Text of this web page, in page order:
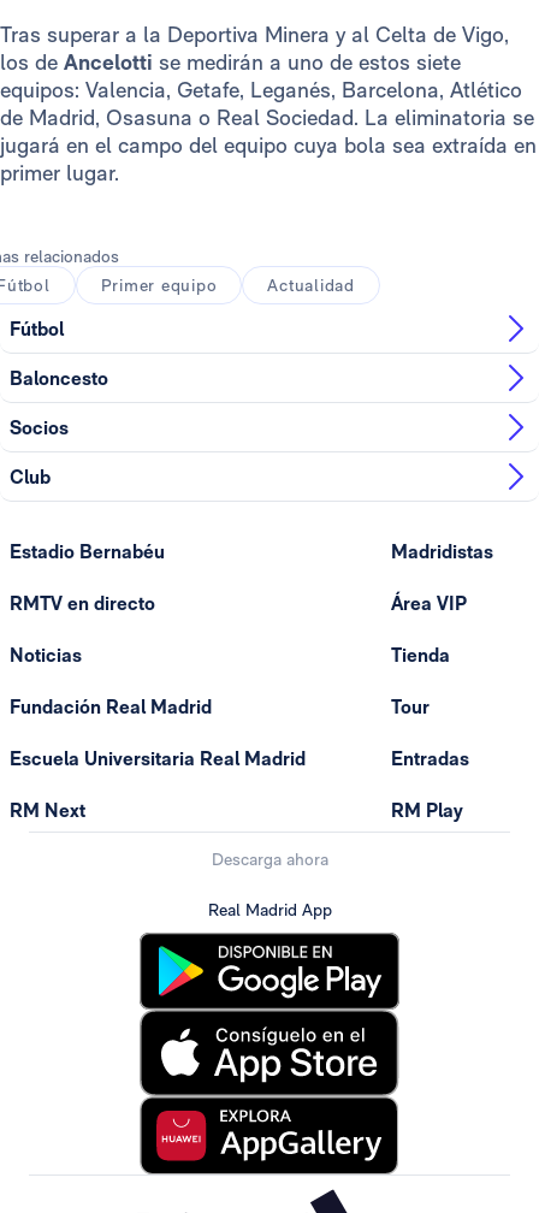
Tras superar a la Deportiva Minera y al Celta de Vigo,
los de Ancelotti se medirán a uno de estos siete
equipos: Valencia, Getafe, Leganés, Barcelona, Atlético
de Madrid, Osasuna o Real Sociedad. La eliminatoria se
jugará en el campo del equipo cuya bola sea extraída en
primer lugar.
relacionados
Primer equipo Actualidad
Fútbol
Baloncesto
Socios
Club
Estadio Bernabéu
RMTV en directo
Noticias
Fundación Real Madrid
Escuela Universitaria Real Madrid
RM Next
Madridistas
Área VIP
Tienda
Tour
Entradas
RM Play
Descarga ahora
Real Madrid App